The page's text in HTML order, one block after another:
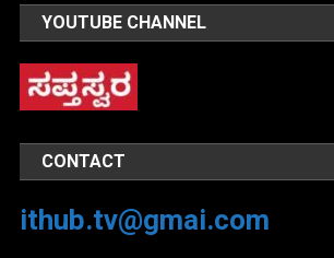
YOUTUBE CHANNEL
CONTACT
ithub.tv@gmai.com